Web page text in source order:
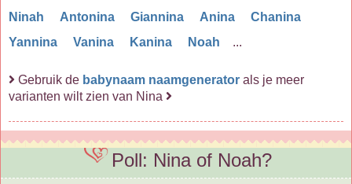
Ninah
Antonina Giannina Anina
Chanina
Yannina
Vanina Kanina Noah ...
Gebruik de babynaam naamgenerator als je meer
varianten wilt zien van Nina
Poll: Nina of Noah?